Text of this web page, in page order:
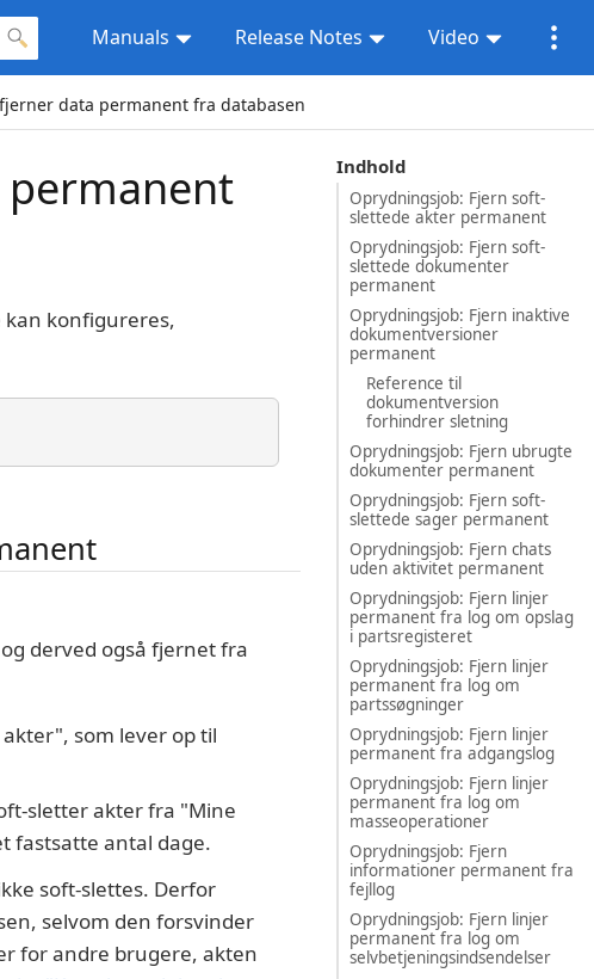
Manuals Release Notes Video
data permanent fra databasen
Indhold
Oprydningsjob: Fjern soft-
slettede akter permanent
Oprydningsjob: Fjern soft-
slettede dokumenter
permanent
Oprydningsjob: Fjern inaktive
dokumentversioner
permanent
Reference til
dokumentversion
forhindrer sletning
Oprydningsjob: Fjern ubrugte
dokumenter permanent
Oprydningsjob: Fjern soft-
slettede sager permanent
Oprydningsjob: Fjern chats
uden aktivitet permanent
Oprydningsjob: Fjern linjer
permanent fra log om opslag
i partsregisteret
Oprydningsjob: Fjern linjer
permanent fra log om
partssøgninger
Oprydningsjob: Fjern linjer
permanent fra adgangslog
Oprydningsjob: Fjern linjer
permanent fra log om
masseoperationer
Oprydningsjob: Fjern
informationer permanent fra
fejllog
Oprydningsjob: Fjern linjer
permanent fra log om
selvbetjeningsindsendelser
konfigureres,
derved også fjernet fra
som lever op til
sletter akter fra "Mine
fastsatte antal dage.
soft-slettes. Derfor
selvom den forsvinder
for andre brugere, akten